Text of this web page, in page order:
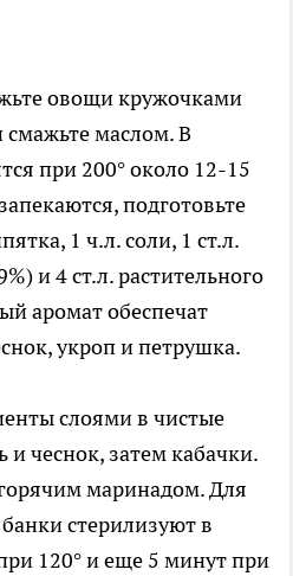
овощи кружочками
маслом. В
при 200° около 12-15
подготовьте
1 ч.л. соли, 1 ст.л.
и 4 ст.л. растительного
аромат обеспечат
укроп и петрушка.
слоями в чистые
и чеснок, затем кабачки.
маринадом. Для
стерилизуют в
120° и еще 5 минут при